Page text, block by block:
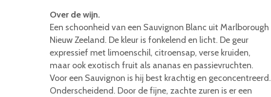
Over de wijn.
Een schoonheid van een Sauvignon Blanc uit Marlborough
Nieuw Zeeland. De kleur is fonkelend en licht. De geur
expressief met limoenschil, citroensap, verse kruiden,
maar ook exotisch fruit als ananas en passievruchten.
Voor een Sauvignon is hij best krachtig en geconcentreerd.
Onderscheidend. Door de fijne, zachte zuren is er een